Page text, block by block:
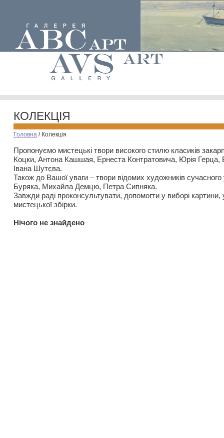
КОЛЕКЦІЯ
Головна / Колекція
Пропонуємо мистецькі твори високого стилю класиків
Коцки, Антона Кашшая, Ернеста Контратовича, Юрія
Івана Шутєва.
Також до Вашої уваги – твори відомих художників
Буряка, Михайла Демцю, Петра Сипняка.
Завжди раді проконсультувати, допомогти у виборі картини,
мистецької збірки.
Нiчого не знайдено